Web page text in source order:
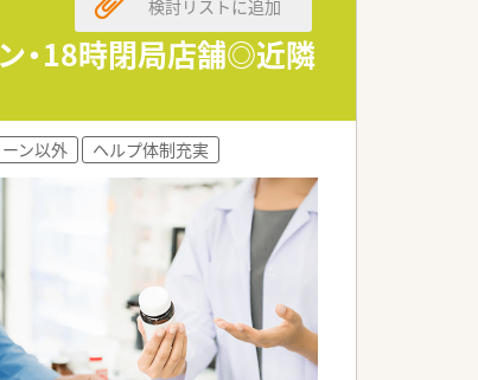
す。
ます。
・18時閉局店舗◎近隣
検討リストに追加
ン以外 ヘルプ体制充実